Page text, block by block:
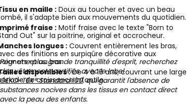
en maille :Doux au toucher et avec un beau
il s'adapte bien aux mouvements du quotidien.
fraise :Motif fraise avec le texte "Born to
Out" sur la poitrine, original et accrocheur.
longues :Couvrent entièrement les bras,
des finitions en surpiqûre décorative aux
et au bas.
disponibles :De 4 à 16 ans, couvrant une large
de croissance infantile.
une plus grande tranquillité d'esprit, recherchez
vêtements certifiés avec le label
TEX® Standard 100, qui garantit l'absence de
substances nocives dans les tissus en contact direct
avec la peau des enfants.